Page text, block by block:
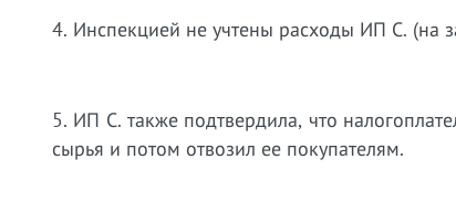
4. Инспекцией не учтены расходы ИП С. (на
5. ИП С. также подтвердила, что
сырья и потом отвозил ее покупателям.